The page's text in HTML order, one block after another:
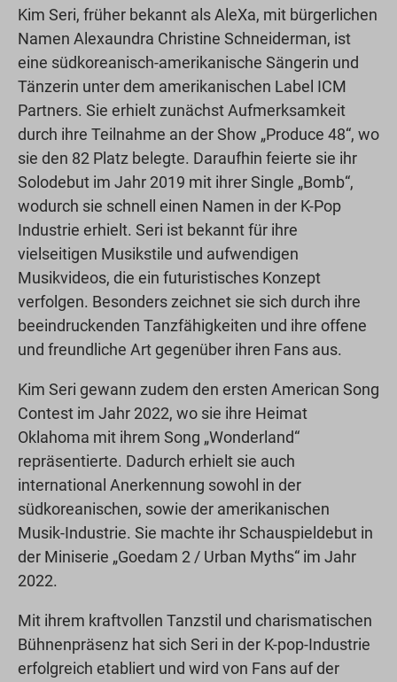
Kim Seri, früher bekannt als AleXa, mit bürgerlichen
Namen Alexaundra Christine Schneiderman, ist
eine südkoreanisch-amerikanische Sängerin und
Tänzerin unter dem amerikanischen Label ICM
Partners. Sie erhielt zunächst Aufmerksamkeit
durch ihre Teilnahme an der Show „Produce 48“, wo
sie den 82 Platz belegte. Daraufhin feierte sie ihr
Solodebut im Jahr 2019 mit ihrer Single „Bomb“,
wodurch sie schnell einen Namen in der K-Pop
Industrie erhielt. Seri ist bekannt für ihre
vielseitigen Musikstile und aufwendigen
Musikvideos, die ein futuristisches Konzept
verfolgen. Besonders zeichnet sie sich durch ihre
beeindruckenden Tanzfähigkeiten und ihre offene
und freundliche Art gegenüber ihren Fans aus.
Kim Seri gewann zudem den ersten American Song
Contest im Jahr 2022, wo sie ihre Heimat
Oklahoma mit ihrem Song „Wonderland“
repräsentierte. Dadurch erhielt sie auch
international Anerkennung sowohl in der
südkoreanischen, sowie der amerikanischen
Musik-Industrie. Sie machte ihr Schauspieldebut in
der Miniserie „Goedam 2 / Urban Myths“ im Jahr
2022.
Mit ihrem kraftvollen Tanzstil und charismatischen
Bühnenpräsenz hat sich Seri in der K-pop-Industrie
erfolgreich etabliert und wird von Fans auf der